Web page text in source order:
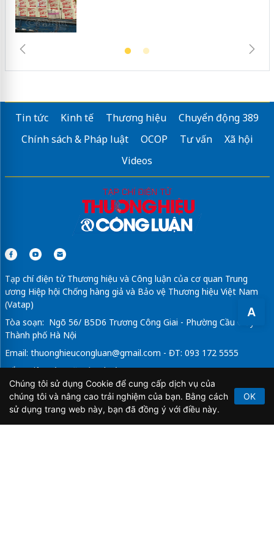
A
Tin tức Kinh tế Thương hiệu
Chuyển động 389
Chính sách & Pháp luật
OCOP Tư vấn
Xã hội
Videos
Tạp chí điện tử Thương hiệu và Công luận của cơ quan Trung
ương Hiệp hội Chống hàng giả và Bảo vệ Thương hiệu Việt Nam
(Vatap)
Tòa soạn: Ngõ 56/ B5D6 Trương Công Giai - Phường Cầu Giấy -
Thành phố Hà Nội
Email: thuonghieucongluan@gmail.com - ĐT: 093 172 5555
Tổng Biên Tập: Vũ Đức Thuận
Giấy phép hoạt động báo chí điện tử số 64/GP-BTTTT do Bộ
Thông tin và Truyền thông cấp ngày 21/2/2020.
Chúng tôi sử dụng Cookie để cung cấp dịch vụ của
chúng tôi và nâng cao trải nghiệm của bạn. Bằng cách
sử dụng trang web này, bạn đã đồng ý với điều này.
OK